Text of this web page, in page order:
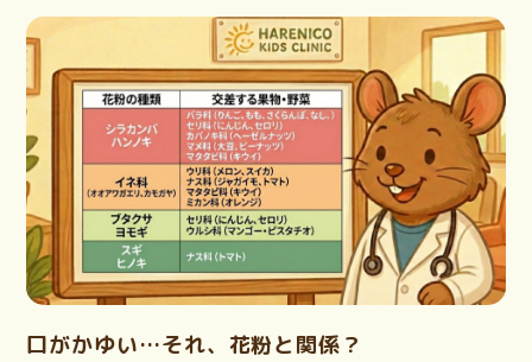
口がかゆい…それ、花粉と関係？